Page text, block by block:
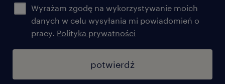
Wyrażam zgodę na wykorzystywanie moich
danych w celu wysyłania mi powiadomień o
pracy. Polityka prywatności
potwierdź